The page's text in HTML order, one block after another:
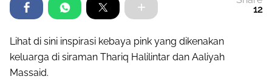
12
Lihat di sini inspirasi kebaya pink yang dikenakan
keluarga di siraman Thariq Halilintar dan Aaliyah
Massaid.